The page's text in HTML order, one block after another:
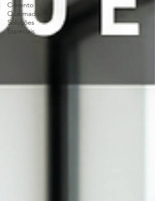
Cimento
Queimado
Soluções
Especiais